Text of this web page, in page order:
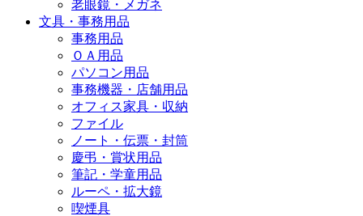
老眼鏡・メガネ
文具・事務用品
事務用品
ＯＡ用品
パソコン用品
事務機器・店舗用品
オフィス家具・収納
ファイル
ノート・伝票・封筒
慶弔・賞状用品
筆記・学童用品
ルーペ・拡大鏡
喫煙具